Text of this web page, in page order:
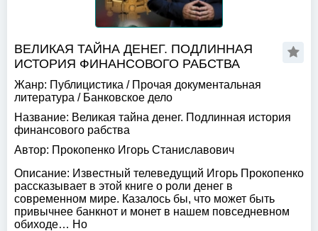
ВЕЛИКАЯ ТАЙНА ДЕНЕГ. ПОДЛИННАЯ
ИСТОРИЯ ФИНАНСОВОГО РАБСТВА
Жанр: Публицистика / Прочая документальная
литература / Банковское дело
Название: Великая тайна денег. Подлинная история
финансового рабства
Автор: Прокопенко Игорь Станиславович
Описание: Известный телеведущий Игорь Прокопенко
рассказывает в этой книге о роли денег в
современном мире. Казалось бы, что может быть
привычнее банкнот и монет в нашем повседневном
обиходе… Но